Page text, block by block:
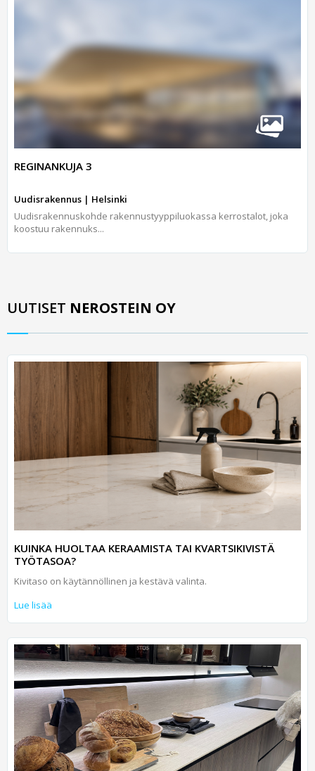
REGINANKUJA 3
Uudisrakennus | Helsinki
Uudisrakennuskohde rakennustyyppiluokassa kerrostalot, joka
koostuu rakennuks...
UUTISET NEROSTEIN OY
KUINKA HUOLTAA KERAAMISTA TAI KVARTSIKIVISTÄ
TYÖTASOA?
Kivitaso on käytännöllinen ja kestävä valinta.
Lue lisää